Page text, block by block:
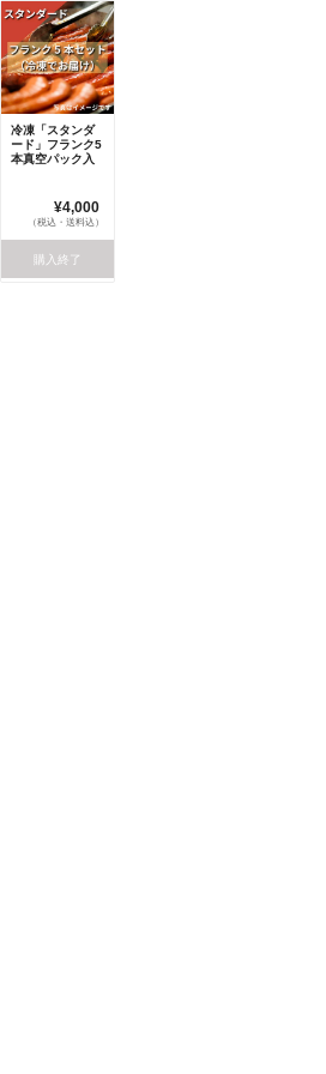
冷凍「スタンダ
ード」フランク5
本真空パック入
¥4,000
（税込・送料込）
購入終了